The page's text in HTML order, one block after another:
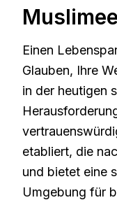
Einen
Glauben, Ihre
in der heutigen
etabliert, die
und bietet eine
Umgebung für